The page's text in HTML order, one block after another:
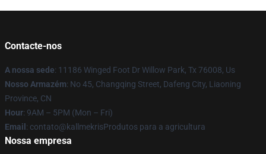
Contacte-nos
A nossa sede: 11186 Winged Foot Dr Willow Park, Tx 76008, Us
Nosso Armazém: No 45, Changqing Street, Dafeng City, Liaoning
Province, CN
Hour: 9AM – 5PM (Mon – Fri)
Email : contato@kallmekrisProdutos para a agricultura
Nossa empresa